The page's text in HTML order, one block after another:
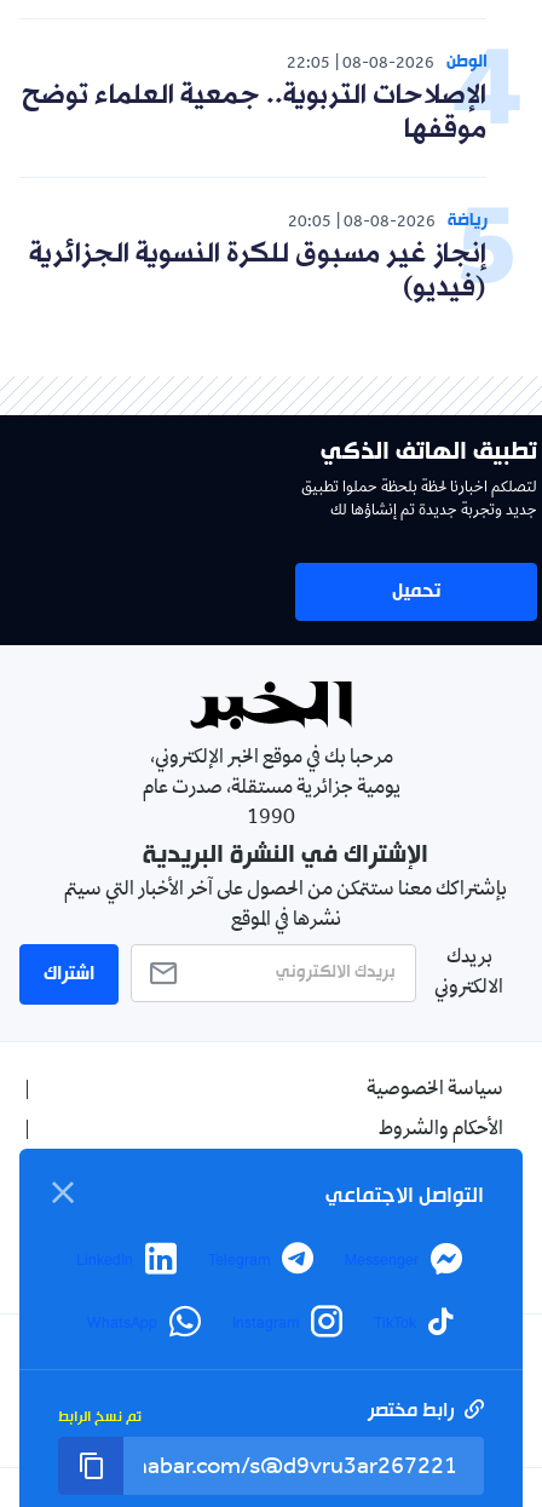
الوطن 08-08-2026
22:05
الإصلاحات التربوية.. جمعية العلماء توضح
موقفها
رياضة 08-08-2026
20:05
إنجاز غير مسبوق للكرة النسوية الجزائرية
(فيديو)
تطبيق الهاتف الذكي
لتصلكم اخبارنا لحظة بلحظة حملوا تطبيق
جديد وتجربة جديدة تم إنشاؤها لك
تحميل
مرحبا بك في موقع الخبر الإلكتروني،
يومية جزائرية مستقلة، صدرت عام
1990
الإشتراك في النشرة البريدية
بإشتراكك معنا ستتمكن من الحصول على آخر الأخبار التي سيتم
نشرها في الموقع
بريدك
الالكتروني
اشتراك
سياسة الخصوصية
الأحكام والشروط
اتصل بنا
من نحن
Facebook
YouTube
TikTok
Twitter
Tel : +213(0)023 31 69 04 - eMail :info@elkhabar.com
التواصل الاجتماعي
Messenger
Telegram
LinkedIn
TikTok
Instagram
WhatsApp
رابط مختصر تم نسخ الرابط